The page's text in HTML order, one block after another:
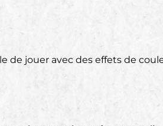
de jouer avec des effets de